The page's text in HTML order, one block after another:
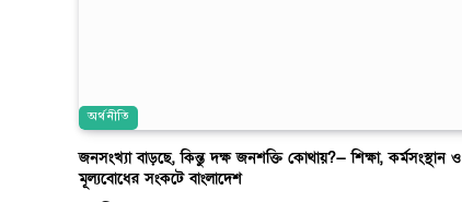
অর্থনীতি
জনসংখ্যা বাড়ছে, কিন্তু দক্ষ জনশক্তি কোথায়?— শিক্ষা, কর্মসংস্থান ও
মূল্যবোধের সংকটে বাংলাদেশ